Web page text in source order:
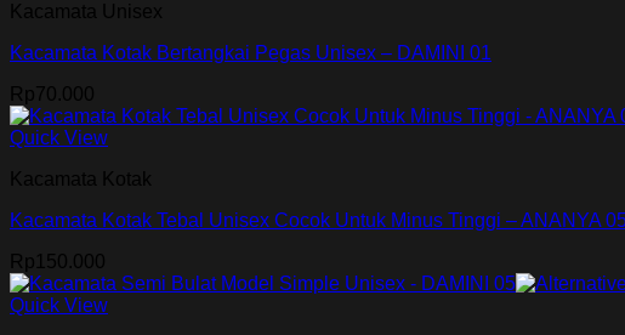
Kacamata Unisex
Kacamata Kotak Bertangkai Pegas Unisex – DAMINI 01
Rp70.000
Quick View
Kacamata Kotak
Kacamata Kotak Tebal Unisex Cocok Untuk Minus Tinggi – ANANYA
Rp 150.000
Quick View